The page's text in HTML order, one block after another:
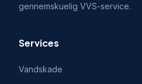
gennemskuelig VVS-service.
Services
Vandskade